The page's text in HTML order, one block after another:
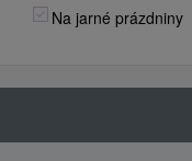
Na jarné prázdniny